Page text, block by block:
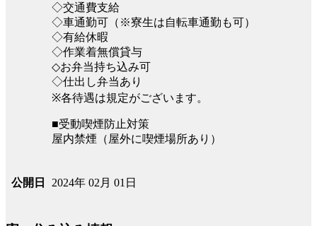
◇交通費支給
◇車通勤可（※寮生は自転車通勤も可）
◇有給休暇
◇作業着無償貸与
◇お弁当持ち込み可
◇仕出し弁当あり
※各待遇は規定がございます。
■受動喫煙防止対策
屋内禁煙（屋外に喫煙場所あり）
公開日 2024年 02月 01日